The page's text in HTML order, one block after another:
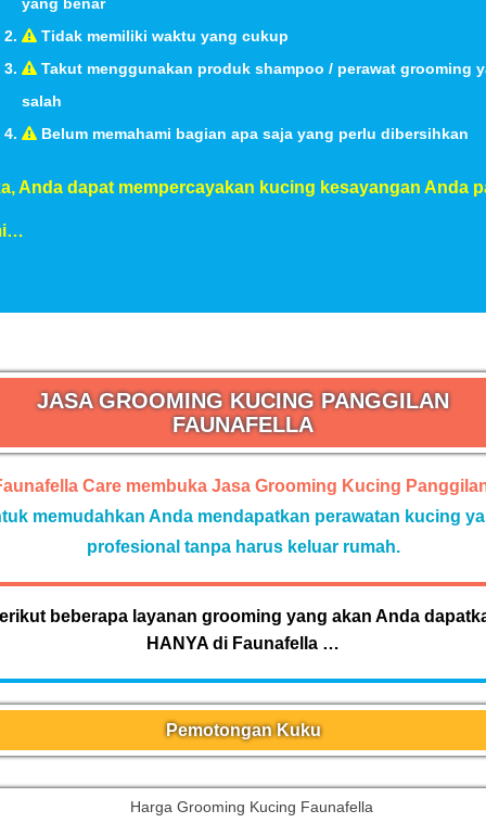
Tidak memiliki waktu yang cukup
Takut menggunakan produk shampoo / perawat grooming
salah
Belum memahami bagian apa saja yang perlu dibersihkan
Anda dapat mempercayakan kucing kesayangan Anda
JASA GROOMING KUCING PANGGILAN
FAUNAFELLA
Care membuka Jasa Grooming Kucing
memudahkan Anda mendapatkan perawatan kucing
profesional tanpa harus keluar rumah.
beberapa layanan grooming yang akan Anda
HANYA di Faunafella …
Pemotongan Kuku